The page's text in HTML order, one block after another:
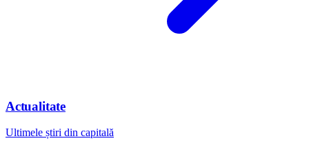
Actualitate
Ultimele știri din capitală